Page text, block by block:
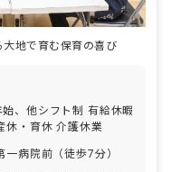
地で育む保育の喜び
、他シフト制 有給休暇
休・育休 介護休業
一病院前（徒歩7分）